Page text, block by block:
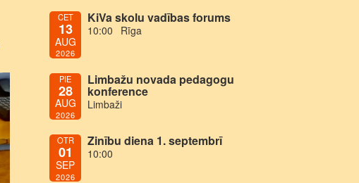
CET
13
AUG
2026
KiVa skolu vadības forums
10:00 Rīga
PIE
28
AUG
2026
Limbažu novada pedagogu
konference
Limbaži
OTR
01
SEP
2026
Zinību diena 1. septembrī
10:00